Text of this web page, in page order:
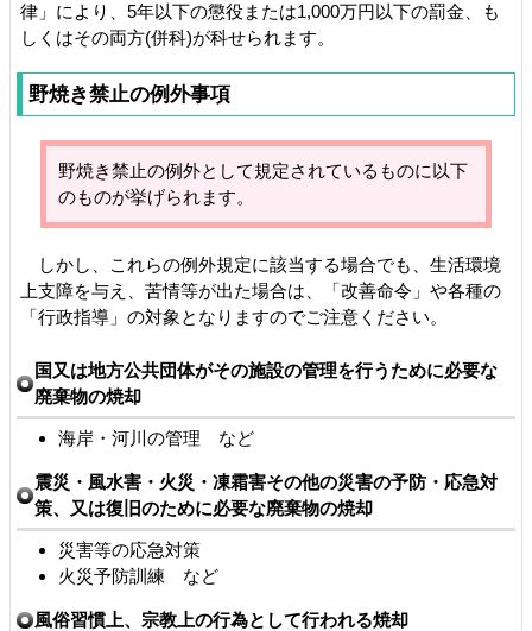
律」により、5年以下の懲役または1,000万円以下の罰金、も
しくはその両方(併科)が科せられます。
野焼き禁止の例外事項
野焼き禁止の例外として規定されているものに以下
のものが挙げられます。
しかし、これらの例外規定に該当する場合でも、生活環境
上支障を与え、苦情等が出た場合は、「改善命令」や各種の
「行政指導」の対象となりますのでご注意ください。
国又は地方公共団体がその施設の管理を行うために必要な
廃棄物の焼却
海岸・河川の管理 など
震災・風水害・火災・凍霜害その他の災害の予防・応急対
策、又は復旧のために必要な廃棄物の焼却
災害等の応急対策
火災予防訓練 など
風俗習慣上、宗教上の行為として行われる焼却